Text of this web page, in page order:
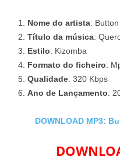
Nome do artista:
Título da música:
Estilo: Kizomba
Formato do ficheiro:
Qualidade: 320 Kbps
Ano de Lançamento:
DOWNLOAD MP3: